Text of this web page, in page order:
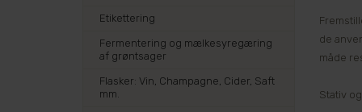
de
måde
Stativ
Etikettering
Fermentering og mælkesyregæring
af grøntsager
Flasker: Vin, Champagne, Cider, Saft
mm.